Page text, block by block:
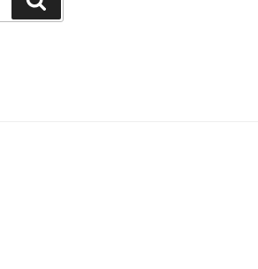
索